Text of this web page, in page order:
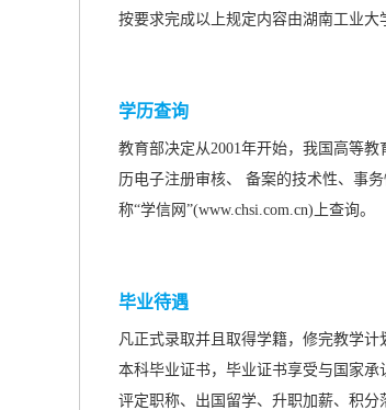
按要求完成以上规定内容由湖南工业大
学历查询
教育部决定从2001年开始，我国高等
历电子注册审核、 备案的技术性、事
称“学信网”(www.chsi.com.cn)上查询。
毕业待遇
凡正式录取并且取得学籍，修完教学
本科毕业证书，毕业证书享受与国家承
评定职称、出国留学、升职加薪、积分